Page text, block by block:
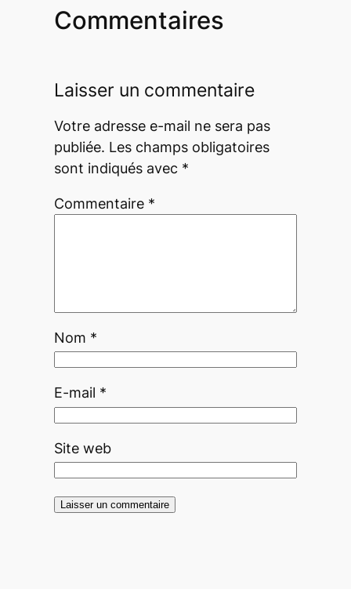
Commentaires
Laisser un commentaire
Votre adresse e-mail ne sera pas
publiée. Les champs obligatoires
sont indiqués avec *
Commentaire *
Nom *
E-mail *
Site web